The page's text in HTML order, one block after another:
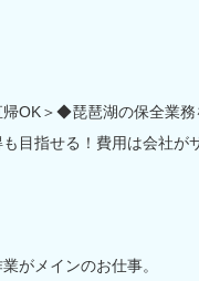
OK＞◆琵琶湖の保全業
目指せる！費用は会社が
がメインのお仕事。